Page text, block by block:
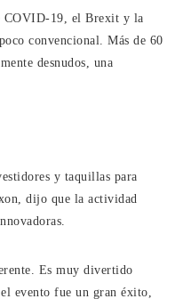
COVID-19, el Brexit y la
convencional. Más de 60
desnudos, una
y taquillas para
dijo que la actividad
Es muy divertido
el evento fue un gran éxito,